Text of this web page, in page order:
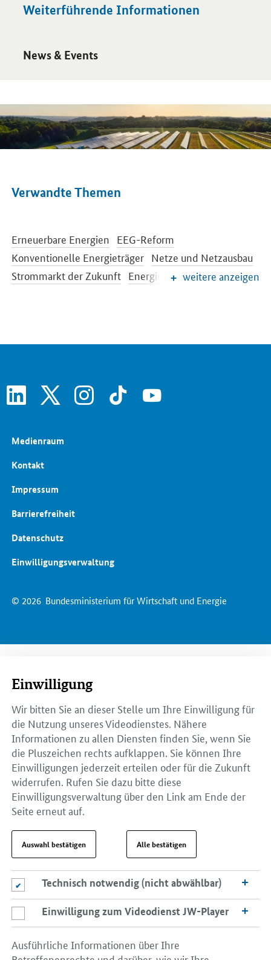
Weiterführende Informationen
News & Events
Öffnet Einzelsicht
Verwandte Themen
Erneuerbare Energien EEG-Reform
Konventionelle Energieträger Netze und Netzausbau
Strommarkt der Zukunft Energiespeicher
Energiepreise und Transparenz für Verbraucher
weitere anzeigen
linkedin instagram tiktok youtube
© 2026 Bundesministerium für Wirtschaft und Energie
Medienraum
Kontakt
Impressum
Barrierefreiheit
Datenschutz
Einwilligungsverwaltung
Einwilligung
Wir bitten Sie an dieser Stelle um Ihre Einwilligung für
die Nutzung unseres Videodienstes. Nähere
Informationen zu allen Diensten finden Sie, wenn Sie
die Pluszeichen rechts aufklappen. Sie können Ihre
Einwilligungen jederzeit erteilen oder für die Zukunft
widerrufen. Rufen Sie dazu bitte diese
Einwilligungsverwaltung über den Link am Ende der
Seite erneut auf.
Auswahl bestätigen Alle bestätigen
Technisch notwendig (nicht abwählbar)
Technisch notwendig (nicht abwählbar)
Einwilligung zum Videodienst JW-Player
Einwilligung zum Videodienst JW-Player
Ausführliche Informationen über Ihre